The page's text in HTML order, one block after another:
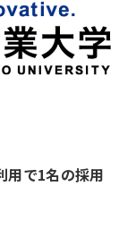
用で1名の採用